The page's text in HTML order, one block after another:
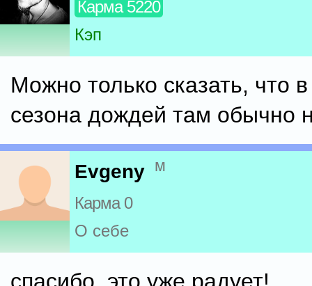
Карма 5220
Кэп
Можно только сказать, что
сезона дождей там обычно
Evgeny м
Карма 0
О себе